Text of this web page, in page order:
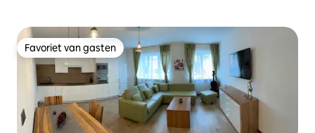
Favoriet van gasten
Favoriet van gasten